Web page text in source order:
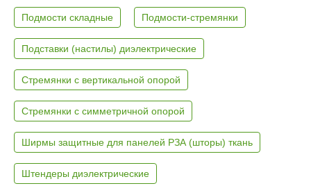
Подмости складные Подмости-стремянки
Подставки (настилы) диэлектрические
Стремянки с вертикальной опорой
Стремянки с симметричной опорой
Ширмы защитные для панелей РЗА (шторы) ткань
Штендеры диэлектрические